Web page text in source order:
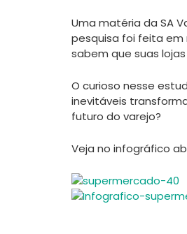
Uma matéria da SA
pesquisa foi feita em
sabem que suas
O curioso nesse
inevitáveis
futuro do varejo?
Veja no infográfico